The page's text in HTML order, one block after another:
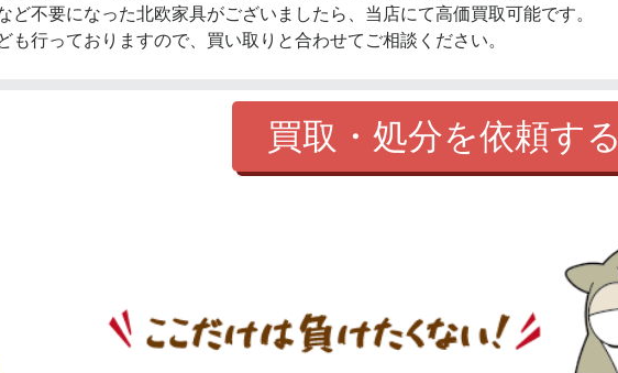
ど不要になった北欧家具がございましたら、当店にて高価買取可能です。
も行っておりますので、買い取りと合わせてご相談ください。
買取・処分を依頼する